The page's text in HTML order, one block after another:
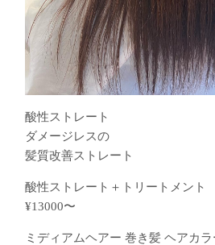
酸性ストレート️
ダメージレスの
髪質改善ストレート
酸性ストレート＋トリートメント
¥13000〜
ミディアムヘアー 巻き髪 ヘアカ